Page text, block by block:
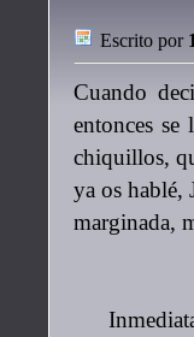
Escrito por
Cuando
entonces se
chiquillos,
ya os hablé,
marginada,